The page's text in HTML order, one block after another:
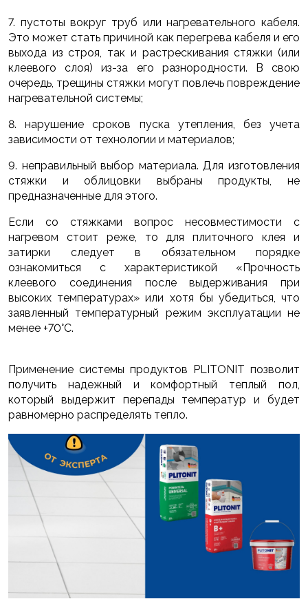
7. пустоты вокруг труб или нагревательного кабеля.
Это может стать причиной как перегрева кабеля и его
выхода из строя, так и растрескивания стяжки (или
клеевого слоя) из-за его разнородности. В свою
очередь, трещины стяжки могут повлечь повреждение
нагревательной системы;
8. нарушение сроков пуска утепления, без учета
зависимости от технологии и материалов;
9. неправильный выбор материала. Для изготовления
стяжки и облицовки выбраны продукты, не
предназначенные для этого.
Если со стяжками вопрос несовместимости с
нагревом стоит реже, то для плиточного клея и
затирки следует в обязательном порядке
ознакомиться с характеристикой «Прочность
клеевого соединения после выдерживания при
высоких температурах» или хотя бы убедиться, что
заявленный температурный режим эксплуатации не
менее +70°С.
Применение системы продуктов PLITONIT позволит
получить надежный и комфортный теплый пол,
который выдержит перепады температур и будет
равномерно распределять тепло.